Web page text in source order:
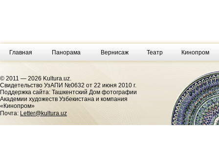
Главная Панорама Вернисаж Театр Кинопром
© 2011 — 2026 Kultura.uz.
Cвидетельство УзАПИ №0632 от 22 июня 2010 г.
Поддержка сайта: Ташкентский Дом фотографии
Академии художеств Узбекистана и компания
«Кинопром»
Почта: Letter@kultura.uz